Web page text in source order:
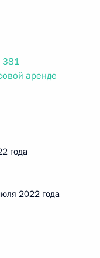
381
аренде
года